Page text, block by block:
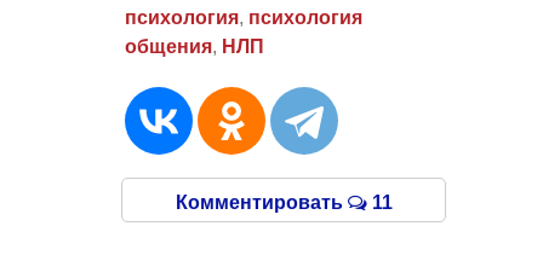
психология, психология
общения, НЛП
Комментировать 11